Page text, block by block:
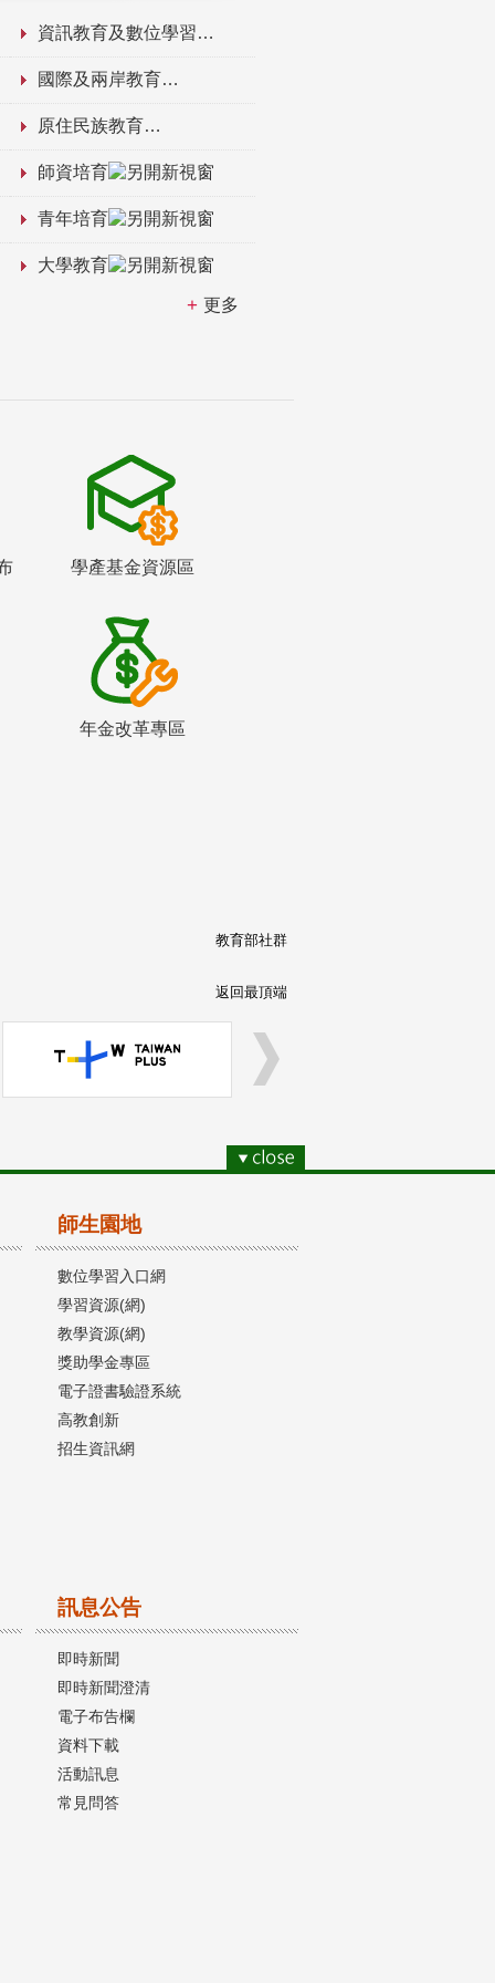
資訊教育及數位學習
國際及兩岸教育
原住民族教育
師資培育
青年培育
大學教育
更多
學產基金資源區
年金改革專區
教育部社群
返回最頂端
師生園地
數位學習入口網
學習資源(網)
教學資源(網)
獎助學金專區
電子證書驗證系統
高教創新
招生資訊網
訊息公告
即時新聞
即時新聞澄清
電子布告欄
資料下載
活動訊息
常見問答